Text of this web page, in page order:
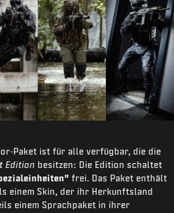
Paket ist für alle verfügbar, die die
Edition besitzen: Die Edition schaltet
frei. Das Paket enthält
einem Skin, der ihr Herkunftsland
einem Sprachpaket in ihrer